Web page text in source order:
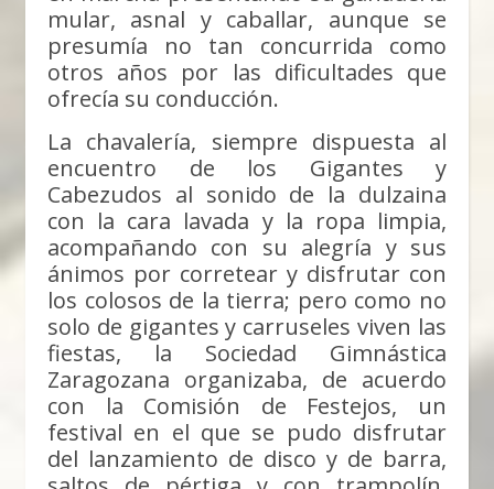
mular, asnal y caballar, aunque se
presumía no tan concurrida como
otros años por las dificultades que
ofrecía su conducción.
La chavalería, siempre dispuesta al
encuentro de los Gigantes y
Cabezudos al sonido de la dulzaina
con la cara lavada y la ropa limpia,
acompañando con su alegría y sus
ánimos por corretear y disfrutar con
los colosos de la tierra; pero como no
solo de gigantes y carruseles viven las
fiestas, la Sociedad Gimnástica
Zaragozana organizaba, de acuerdo
con la Comisión de Festejos, un
festival en el que se pudo disfrutar
del lanzamiento de disco y de barra,